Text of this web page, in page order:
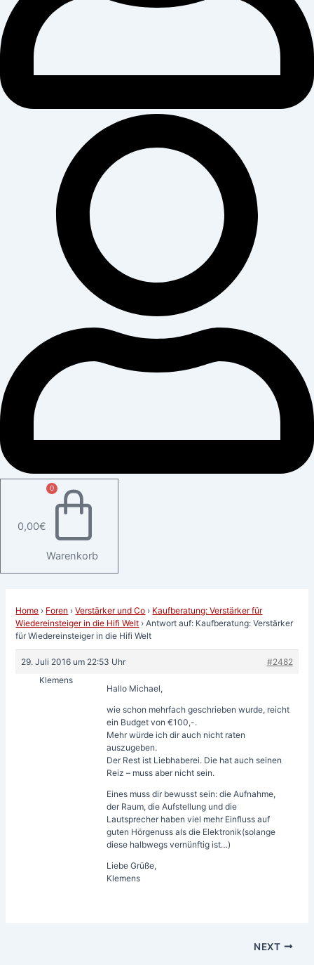
0,00€
0
Warenkorb
Home › Foren › Verstärker und Co › Kaufberatung: Verstärker für
Wiedereinsteiger in die Hifi Welt › Antwort auf: Kaufberatung: Verstärker
für Wiedereinsteiger in die Hifi Welt
29. Juli 2016 um 22:53 Uhr
#2482
Klemens
Hallo Michael,
wie schon mehrfach geschrieben wurde, reicht
ein Budget von €100,-.
Mehr würde ich dir auch nicht raten
auszugeben.
Der Rest ist Liebhaberei. Die hat auch seinen
Reiz – muss aber nicht sein.
Eines muss dir bewusst sein: die Aufnahme,
der Raum, die Aufstellung und die
Lautsprecher haben viel mehr Einfluss auf
guten Hörgenuss als die Elektronik(solange
diese halbwegs vernünftig ist…)
Liebe Grüße,
Klemens
NEXT